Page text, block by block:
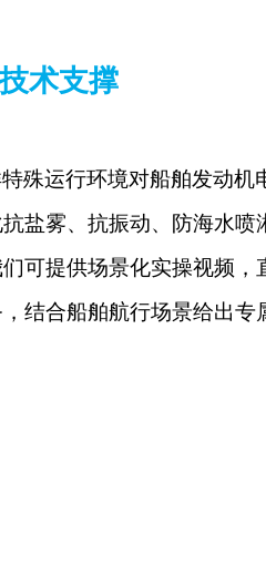
术支撑
殊运行环境对船舶发动
盐雾、抗振动、防海水
可提供场景化实操视频
结合船舶航行场景给出